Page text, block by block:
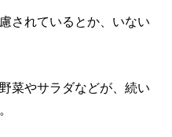
されているとか、いない
菜やサラダなどが、続い